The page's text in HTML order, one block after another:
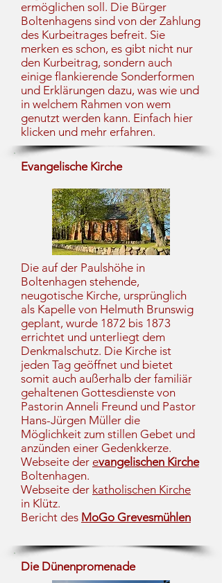
ermöglichen soll. Die Bürger
Boltenhagens sind von der Zahlung
des Kurbeitrages befreit. Sie
merken es schon, es gibt nicht nur
den Kurbeitrag, sondern auch
einige flankierende Sonderformen
und Erklärungen dazu, was wie und
in welchem Rahmen von wem
genutzt werden kann. Einfach hier
klicken und mehr erfahren.
Evangelische Kirche
Die auf der Paulshöhe in
Boltenhagen stehende,
neugotische Kirche, ursprünglich
als Kapelle von Helmuth Brunswig
geplant, wurde 1872 bis 1873
errichtet und unterliegt dem
Denkmalschutz. Die Kirche ist
jeden Tag geöffnet und bietet
somit auch außerhalb der familiär
gehaltenen Gottesdienste von
Pastorin Anneli Freund und Pastor
Hans-Jürgen Müller die
Möglichkeit zum stillen Gebet und
anzünden einer Gedenkkerze.
Webseite der evangelischen Kirche
Boltenhagen.
Webseite der katholischen Kirche
in Klütz.
Bericht des MoGo Grevesmühlen
Die Dünenpromenade